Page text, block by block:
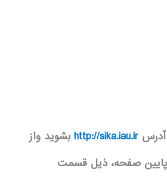
http://sika.iau.ir بشويد واز
صفحه، ذيل قسمت